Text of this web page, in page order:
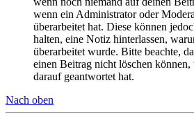
wenn ein Administrator oder
überarbeitet hat. Diese können
halten, eine Notiz hinterlassen,
überarbeitet wurde. Bitte beachte,
einen Beitrag nicht löschen können,
darauf geantwortet hat.
Nach oben